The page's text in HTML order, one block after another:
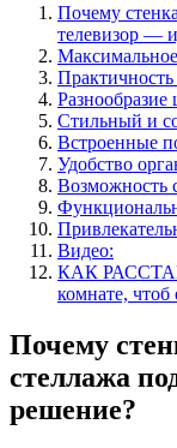
Почему
телевизор —
Практичность
Стильный и
Встроенные
Удобство
Возможность
Видео:
КАК
комнате, чтоб
Почему
стеллажа
решение?